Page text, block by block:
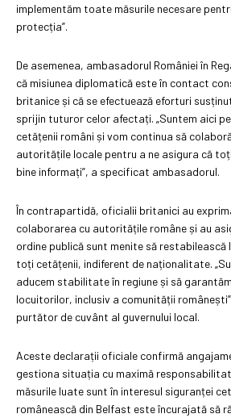
implementăm toate măsurile necesare
protecția”.
De asemenea, ambasadorul României în
că misiunea diplomatică este în contact
britanice și că se efectuează eforturi
sprijin tuturor celor afectați. „Suntem aici
cetățenii români și vom continua să
autoritățile locale pentru a ne asigura că
bine informați”, a specificat ambasadorul.
În contrapartidă, oficialii britanici au
colaborarea cu autoritățile române și au
ordine publică sunt menite să restabilească
toți cetățenii, indiferent de naționalitate.
aducem stabilitate în regiune și să
locuitorilor, inclusiv a comunității
purtător de cuvânt al guvernului local.
Aceste declarații oficiale confirmă
gestiona situația cu maximă
măsurile luate sunt în interesul siguranței
românească din Belfast este încurajată să